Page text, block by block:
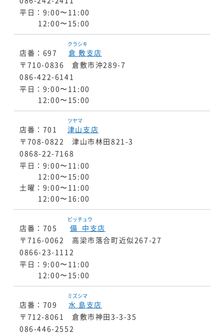
平日：9:00〜11:00
12:00〜15:00
店番：697 倉敷
クラシキ
支店
〒710-0836 倉敷市沖289-7
086-422-6141
平日：9:00〜11:00
12:00〜15:00
店番：701 津山
ツヤマ
支店
〒708-0822 津山市林田821-3
0868-22-7168
平日：9:00〜11:00
12:00〜15:00
土曜：9:00〜11:00
12:00〜16:00
店番：705 備中
ビッチュウ
支店
〒716-0062 高梁市落合町近似267-27
0866-23-1112
平日：9:00〜11:00
12:00〜15:00
店番：709 水島
ミズシマ
支店
〒712-8061 倉敷市神田3-3-35
086-446-2552